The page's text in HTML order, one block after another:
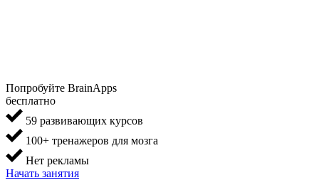
Попробуйте BrainApps
бесплатно
59 развивающих курсов
100+ тренажеров для мозга
Нет рекламы
Начать занятия